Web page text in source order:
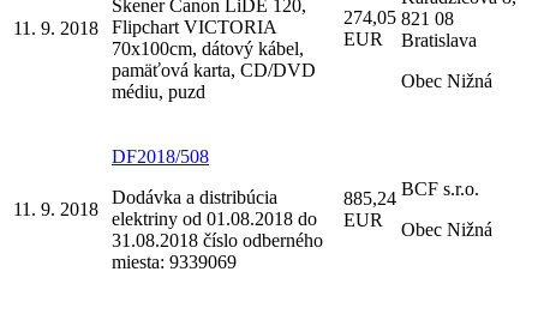
11. 9. 2018
Skener Canon LiDE 120,
Flipchart VICTORIA
70x100cm, dátový kábel,
pamäťová karta, CD/DVD
médiu, puzd
274,05
EUR
821 08
Bratislava
Obec Nižná
11. 9. 2018
DF2018/508
Dodávka a distribúcia
elektriny od 01.08.2018 do
31.08.2018 číslo odberného
miesta: 9339069
885,24
EUR
BCF s.r.o.
Obec Nižná